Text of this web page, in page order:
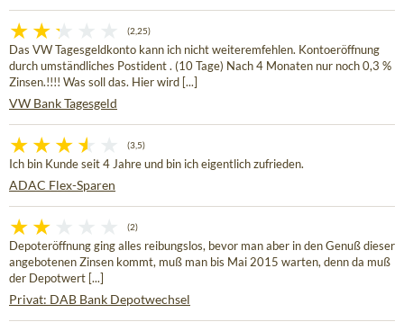
(2,25)
Das VW Tagesgeldkonto kann ich nicht weiteremfehlen. Kontoeröffnung
durch umständliches Postident . (10 Tage) Nach 4 Monaten nur noch 0,3 %
Zinsen.!!!! Was soll das. Hier wird [...]
VW Bank Tagesgeld
(3,5)
Ich bin Kunde seit 4 Jahre und bin ich eigentlich zufrieden.
ADAC Flex-Sparen
(2)
Depoteröffnung ging alles reibungslos, bevor man aber in den Genuß dieser
angebotenen Zinsen kommt, muß man bis Mai 2015 warten, denn da muß
der Depotwert [...]
Privat: DAB Bank Depotwechsel